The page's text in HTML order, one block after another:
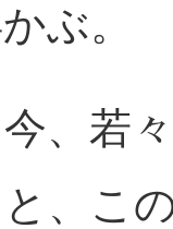
ぶ。
、若
、こ